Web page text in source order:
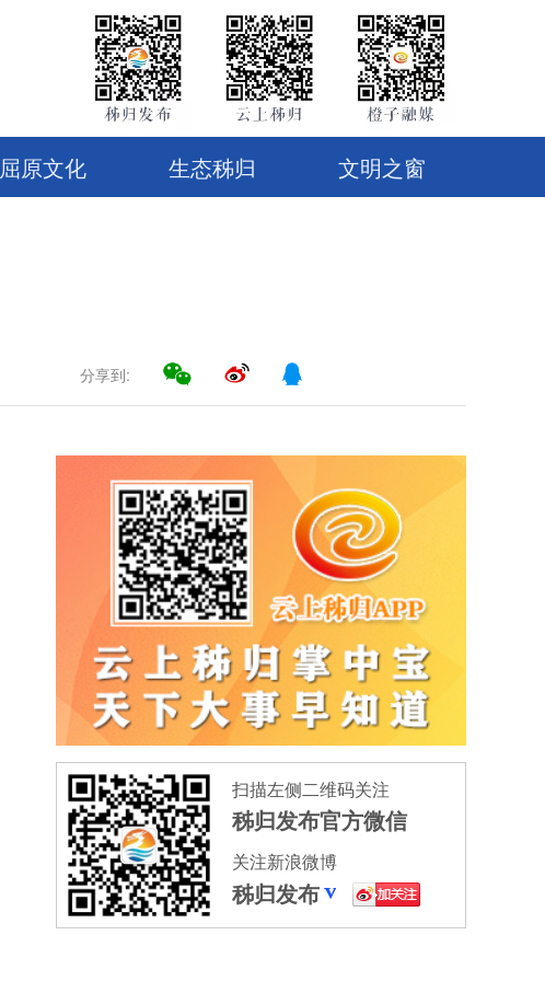
屈原文化 生态秭归 文明之窗
分享到:
扫描左侧二维码关注
秭归发布官方微信
关注新浪微博
秭归发布